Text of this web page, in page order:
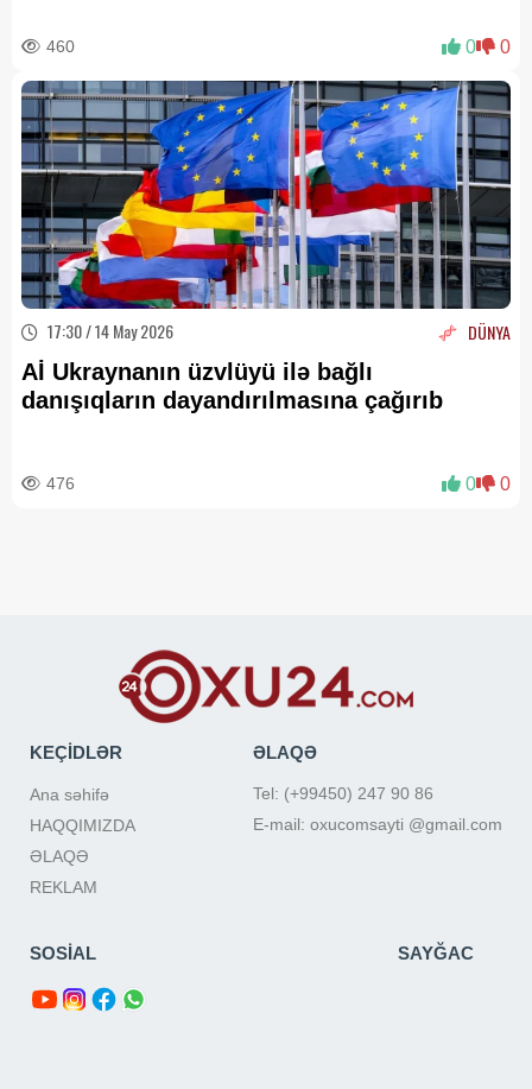
460 0 0
17:30 / 14 May 2026 DÜNYA
Aİ Ukraynanın üzvlüyü ilə bağlı
danışıqların dayandırılmasına çağırıb
476 0 0
KEÇİDLƏR
Ana səhifə
HAQQIMIZDA
ƏLAQƏ
REKLAM
ƏLAQƏ
Tel: (+99450) 247 90 86
E-mail: oxucomsayti @gmail.com
SOSİAL SAYĞAC